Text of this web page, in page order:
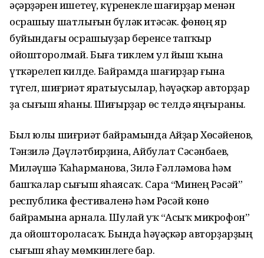
әҫәрҙәрен ишетеү, күренекле шағирҙар менән
осрашыу шатлығын бүләк итәсәк. Өфөнөң яр
буйындағы осрашыуҙар беренсе тапҡыр
ойошторолмай. Быға тиклем ул йыш ҡына
үткәрелеп килде. Байрамда шағирҙар ғына
түгел, шиғриәт яратыусылар, һәүәҫкәр авторҙар
ҙа сығыш яһаны. Шиғырҙар өс телдә яңғыраны.
Был юлы шиғриәт байрамында Айҙар Хөсәйенов,
Тәнзилә Дәүләтбирҙина, Айбулат Сәсәнбаев,
Миләүшә Ҡаһарманова, Зилә Ғәлләмова һәм
башҡалар сығыш яһаясаҡ. Сара “Минең Рәсәй”
республика фестиваленә һәм Рәсәй көнө
байрамына арнала. Шулай уҡ “Асыҡ микрофон”
да ойоштороласаҡ. Бында һәүәҫкәр авторҙарҙың
сығыш яһау мөмкинлеге бар.